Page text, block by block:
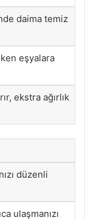
daima temiz
eşyalara
ekstra ağırlık
düzenli
ulaşmanızı